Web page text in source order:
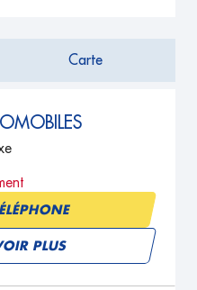
Carte
PLUS